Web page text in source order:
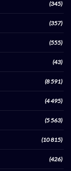
(345)
(357)
(555)
(43)
(8 591)
(4 495)
(5 563)
(10 815)
(426)